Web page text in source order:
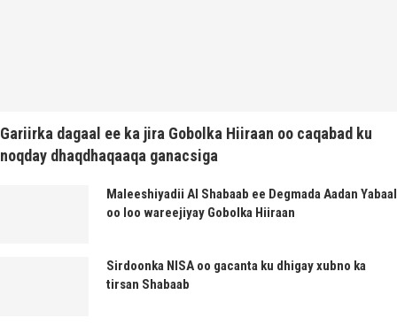
Gariirka dagaal ee ka jira Gobolka Hiiraan oo caqabad ku
noqday dhaqdhaqaaqa ganacsiga
Maleeshiyadii Al Shabaab ee Degmada Aadan Yabaal
oo loo wareejiyay Gobolka Hiiraan
Sirdoonka NISA oo gacanta ku dhigay xubno ka
tirsan Shabaab